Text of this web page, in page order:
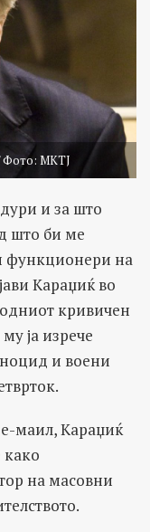
Фото: МКТЈ
и за што
што би ме
функционери на
Караџиќ во
кривичен
ја изрече
и воени
маил, Караџиќ
како
на масовни